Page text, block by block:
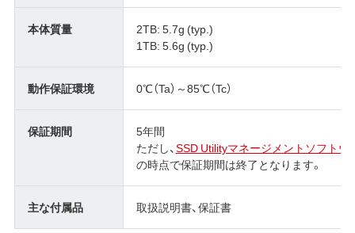
本体質量
2TB: 5.7g (typ.)
1TB: 5.6g (typ.)
動作保証環境 0℃（Ta）～85℃（Tc）
保証期間
5年間
ただし、 SSD Utilityマネージメントソフトウ
の時点で保証期間は終了となります。
主な付属品 取扱説明書、保証書